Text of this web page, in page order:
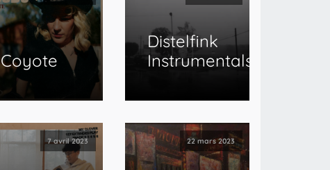
Coyote
Distelfink
Instrumentals
7 avril 2023 22 mars 2023